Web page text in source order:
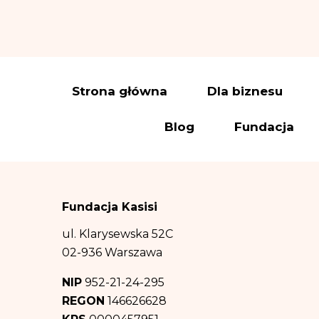
Dane osobowe
(polegający na
ww. celów – co
Odbiorcą
informacji na
prawa. Dane
Dane osobowe
informacji na
Strona główna Dla biznesu
Blog Fundacja
Fundacja Kasisi
ul. Klarysewska 52C
02-936 Warszawa
NIP 952-21-24-295
REGON 146626628